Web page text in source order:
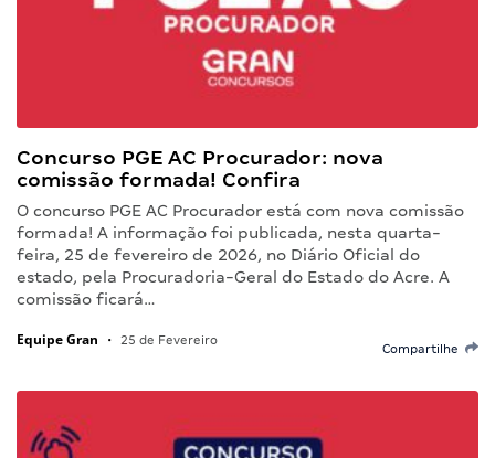
Concurso PGE AC Procurador: nova
comissão formada! Confira
O concurso PGE AC Procurador está com nova comissão
formada! A informação foi publicada, nesta quarta-
feira, 25 de fevereiro de 2026, no Diário Oficial do
estado, pela Procuradoria-Geral do Estado do Acre. A
comissão ficará…
Equipe Gran • 25 de Fevereiro
Compartilhe